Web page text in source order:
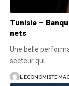
Tunisie –
nets
Une belle
secteur qui…
L'ECONOMISTE